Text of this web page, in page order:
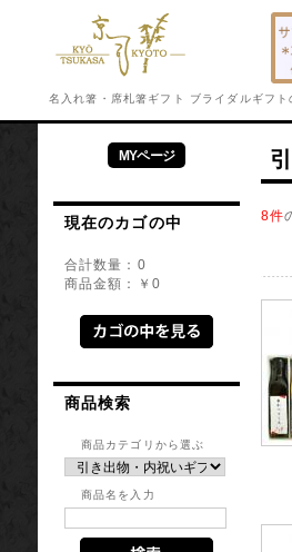
名入れ箸・席札箸ギフト ブライダルギフ
MYページ
現在のカゴの中
合計数量： 0
商品金額：
￥0
商品検索
商品カテゴリから選ぶ
商品名を入力
8件